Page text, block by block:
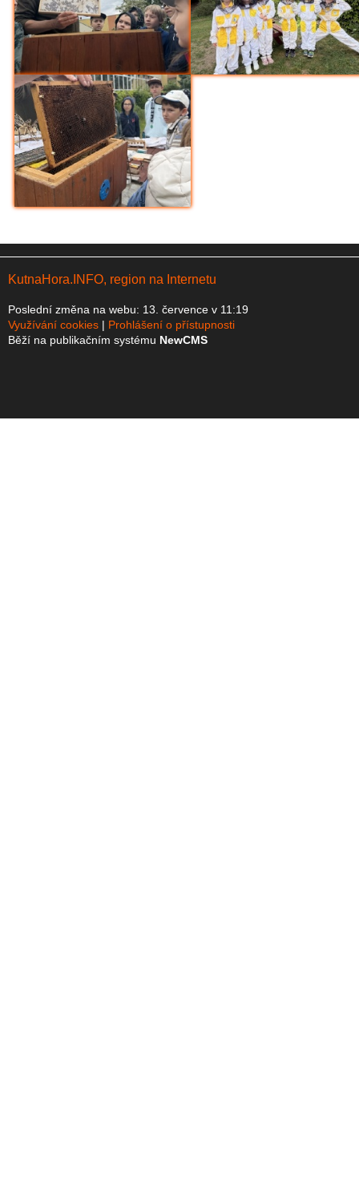
KutnaHora.INFO, region na Internetu
Poslední změna na webu: 13. července v 11:19
Využívání cookies
Prohlášení o přístupnosti
Běží na publikačním systému NewCMS